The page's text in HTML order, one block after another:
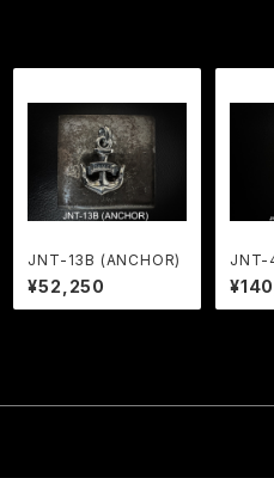
JNT-13B (ANCHOR)
¥52,250
JNT-
ASS